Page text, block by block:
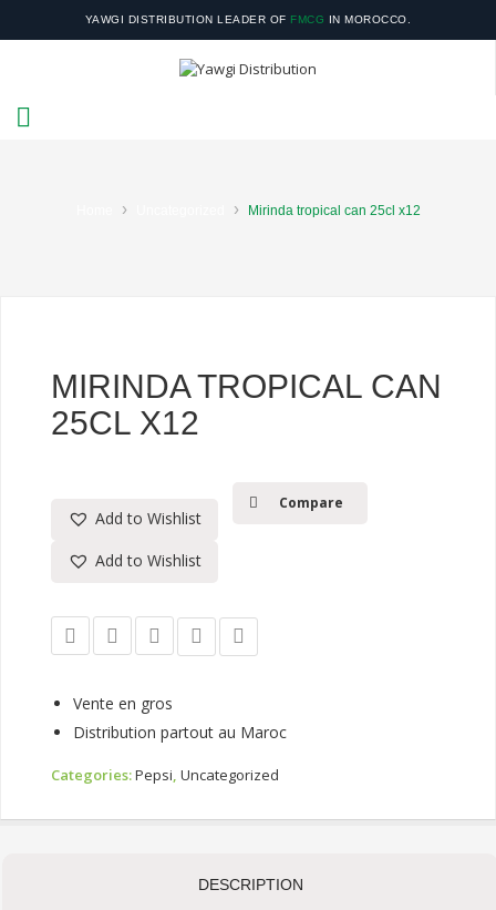
YAWGI DISTRIBUTION LEADER OF FMCG IN MOROCCO.
YOUR SATISFACTION IS OUR RESPONSIBILITY.
› › Mirinda tropical can 25cl x12
MIRINDA TROPICAL CAN
25CL X12
Add to Wishlist
Compare
Add to Wishlist
Vente en gros
Distribution partout au Maroc
Categories:Pepsi, Uncategorized
DESCRIPTION